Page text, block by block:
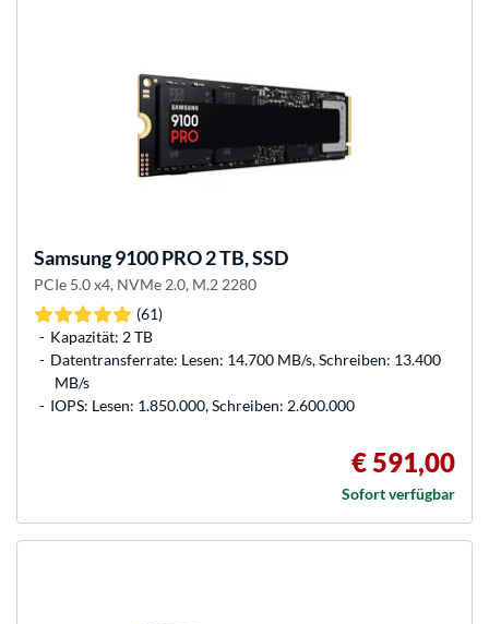
Samsung9100 PRO 2 TB, SSD
PCIe 5.0 x4, NVMe 2.0, M.2 2280
(61)
Kapazität: 2 TB
Datentransferrate: Lesen: 14.700 MB/s, Schreiben: 13.400
MB/s
IOPS: Lesen: 1.850.000, Schreiben: 2.600.000
€ 591,00
Sofort verfügbar